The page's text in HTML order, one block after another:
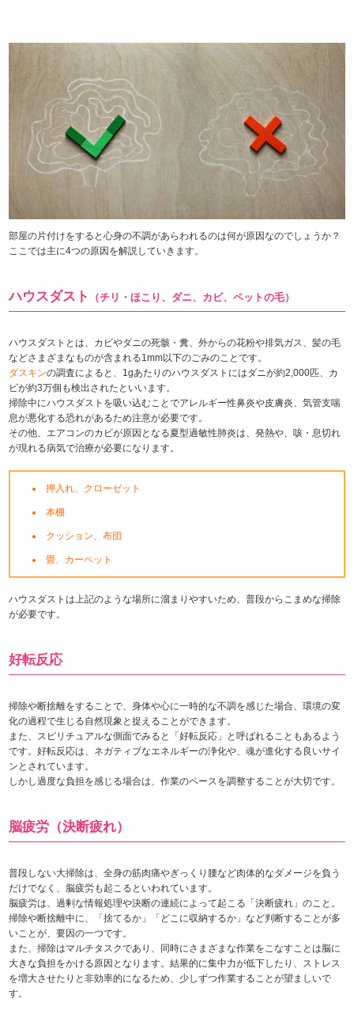
部屋の片付けをすると心身の不調があらわれるのは何が原因なのでしょうか？
ここでは主に4つの原因を解説していきます。
ハウスダスト （チリ・ほこり、ダニ、カビ、ペットの毛）
ハウスダストとは、カビやダニの死骸・糞、外からの花粉や排気ガス、髪の毛
などさまざまなものが含まれる1mm以下のごみのことです。
ダスキンの調査によると、1gあたりのハウスダストにはダニが約2,000匹、カ
ビが約3万個も検出されたといいます。
掃除中にハウスダストを吸い込むことでアレルギー性鼻炎や皮膚炎、気管支喘
息が悪化する恐れがあるため注意が必要です。
その他、エアコンのカビが原因となる夏型過敏性肺炎は、発熱や、咳・息切れ
が現れる病気で治療が必要になります。
押入れ、クローゼット
本棚
クッション、布団
畳、カーペット
ハウスダストは上記のような場所に溜まりやすいため、普段からこまめな掃除
が必要です。
好転反応
掃除や断捨離をすることで、身体や心に一時的な不調を感じた場合、環境の変
化の過程で生じる自然現象と捉えることができます。
また、スピリチュアルな側面でみると「好転反応」と呼ばれることもあるよう
です。好転反応は、ネガティブなエネルギーの浄化や、魂が進化する良いサイ
ンとされています。
しかし過度な負担を感じる場合は、作業のペースを調整することが大切です。
脳疲労（決断疲れ）
普段しない大掃除は、全身の筋肉痛やぎっくり腰など肉体的なダメージを負う
だけでなく、脳疲労も起こるといわれています。
脳疲労は、過剰な情報処理や決断の連続によって起こる「決断疲れ」のこと。
掃除や断捨離中に、「捨てるか」「どこに収納するか」など判断することが多
いことが、要因の一つです。
また、掃除はマルチタスクであり、同時にさまざまな作業をこなすことは脳に
大きな負担をかける原因となります。結果的に集中力が低下したり、ストレス
を増大させたりと非効率的になるため、少しずつ作業することが望ましいで
す。